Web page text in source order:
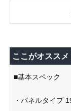
ここがオススメ
■基本スペック
・パネルタイプ